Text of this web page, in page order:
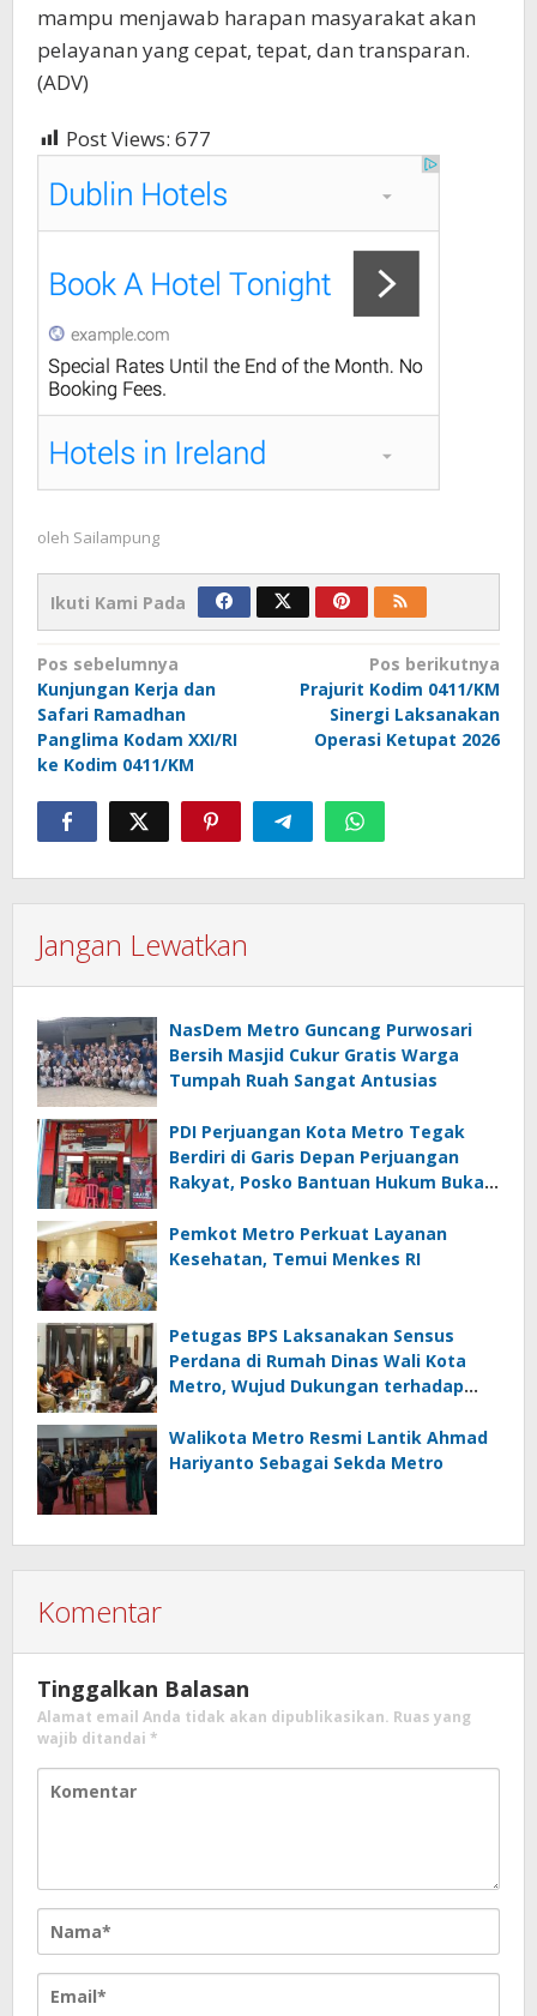
mampu menjawab harapan masyarakat akan
pelayanan yang cepat, tepat, dan transparan.
(ADV)
Post Views: 677
oleh Sailampung
Ikuti Kami Pada
Navigasi
pos
Pos sebelumnya
Kunjungan Kerja dan
Safari Ramadhan
Panglima Kodam XXI/RI
ke Kodim 0411/KM
Pos berikutnya
Prajurit Kodim 0411/KM
Sinergi Laksanakan
Operasi Ketupat 2026
Jangan Lewatkan
NasDem Metro Guncang Purwosari
Bersih Masjid Cukur Gratis Warga
Tumpah Ruah Sangat Antusias
PDI Perjuangan Kota Metro Tegak
Berdiri di Garis Depan Perjuangan
Rakyat, Posko Bantuan Hukum Buka
Pemkot Metro Perkuat Layanan
Kesehatan, Temui Menkes RI
Petugas BPS Laksanakan Sensus
Perdana di Rumah Dinas Wali Kota
Metro, Wujud Dukungan terhadap
Walikota Metro Resmi Lantik Ahmad
Hariyanto Sebagai Sekda Metro
Komentar
Tinggalkan Balasan
Alamat email Anda tidak akan dipublikasikan. Ruas yang
wajib ditandai *